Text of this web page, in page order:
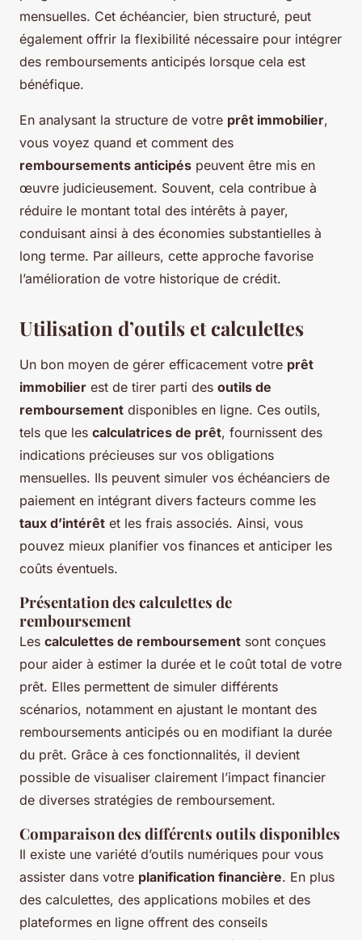
mensuelles. Cet échéancier, bien structuré, peut
également offrir la flexibilité nécessaire pour intégrer
des remboursements anticipés lorsque cela est
bénéfique.
En analysant la structure de votre prêt immobilier,
vous voyez quand et comment des
remboursements anticipés peuvent être mis en
œuvre judicieusement. Souvent, cela contribue à
réduire le montant total des intérêts à payer,
conduisant ainsi à des économies substantielles à
long terme. Par ailleurs, cette approche favorise
l’amélioration de votre historique de crédit.
Utilisation d’outils et calculettes
Un bon moyen de gérer efficacement votre prêt
immobilier est de tirer parti des outils de
remboursement disponibles en ligne. Ces outils,
tels que les calculatrices de prêt, fournissent des
indications précieuses sur vos obligations
mensuelles. Ils peuvent simuler vos échéanciers de
paiement en intégrant divers facteurs comme les
taux d’intérêt et les frais associés. Ainsi, vous
pouvez mieux planifier vos finances et anticiper les
coûts éventuels.
Présentation des calculettes de
remboursement
Les calculettes de remboursement sont conçues
pour aider à estimer la durée et le coût total de votre
prêt. Elles permettent de simuler différents
scénarios, notamment en ajustant le montant des
remboursements anticipés ou en modifiant la durée
du prêt. Grâce à ces fonctionnalités, il devient
possible de visualiser clairement l’impact financier
de diverses stratégies de remboursement.
Comparaison des différents outils disponibles
Il existe une variété d’outils numériques pour vous
assister dans votre planification financière. En plus
des calculettes, des applications mobiles et des
plateformes en ligne offrent des conseils